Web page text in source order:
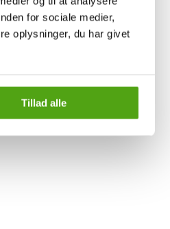
for sociale medier,
oplysninger, du har givet
Tillad alle